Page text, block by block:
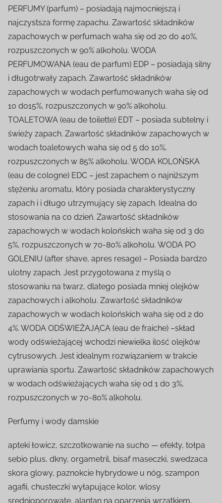
PERFUMY (parfum) – posiadają najmocniejszą i
najczystsza formę zapachu. Zawartość składników
zapachowych w perfumach waha się od 20 do 40%,
rozpuszczonych w 90% alkoholu. WODA
PERFUMOWANA (eau de parfum) EDP – posiadają silny
i długotrwały zapach. Zawartość składników
zapachowych w wodach perfumowanych waha się od
10 do15%, rozpuszczonych w 90% alkoholu.
TOALETOWA (eau de toilette) EDT – posiada subtelny i
świeży zapach. Zawartość składników zapachowych w
wodach toaletowych waha się od 5 do 10%,
rozpuszczonych w 85% alkoholu. WODA KOLOŃSKA
(eau de cologne) EDC – jest zapachem o najniższym
stężeniu aromatu, który posiada charakterystyczny
zapach i i długo utrzymujący się zapach. Idealna do
stosowania na co dzień. Zawartość składników
zapachowych w wodach kolońskich waha się od 3 do
5%, rozpuszczonych w 70-80% alkoholu. WODA PO
GOLENIU (after shave, apres resage) – Posiada bardzo
ulotny zapach. Jest przygotowana z myślą o
stosowaniu na twarz, dlatego posiada mniej olejków
zapachowych i alkoholu. Zawartość składników
zapachowych w wodach kolońskich waha się od 2 do
4%. WODA ODŚWIEŻAJĄCA (eau de fraiche) –skład
wody odświeżającej wchodzi niewielka ilość olejków
cytrusowych. Jest idealnym rozwiązaniem w trakcie
uprawiania sportu. Zawartość składników zapachowych
w wodach odświeżających waha się od 1 do 3%,
rozpuszczonych w 70-80% alkoholu.
Perfumy i wody damskie
apteki łowicz, szczotkowanie na sucho — efekty, tołpa
sebio plus, dkny, orgametril, bisaf maseczki, swedzaca
skora glowy, paznokcie hybrydowe u nóg, szampon
agafii, chusteczki wyłapujące kolor, wlosy
srednioporowate, alantan na oparzenia wrzątkiem,